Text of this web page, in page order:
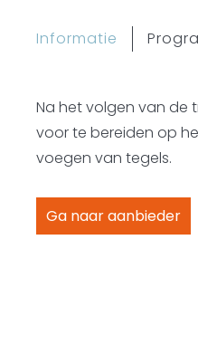
Informatie
Na het volgen van de
voor te bereiden op
voegen van tegels.
Ga naar aanbieder